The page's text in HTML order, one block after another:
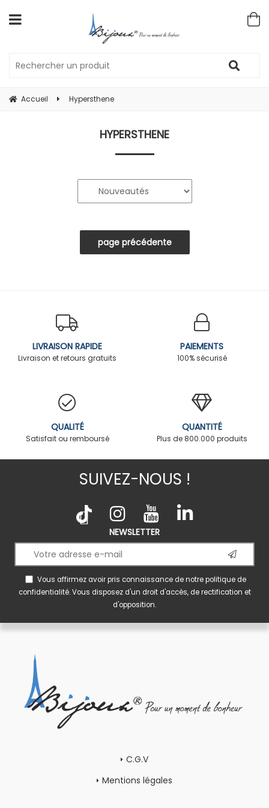
Accueil Hypersthene
HYPERSTHENE
LIVRAISON RAPIDE
Livraison et retours gratuits
PAIEMENTS
100% sécurisé
QUALITÉ
Satisfait ou remboursé
QUANTITÉ
Plus de 800.000 produits
SUIVEZ-NOUS !
NEWSLETTER
Vous affirmez avoir pris connaissance de notrepolitique de
confidentialité. Vous disposez d'un droit d'accès, de rectification et
d'opposition.
C.G.V
Mentions légales